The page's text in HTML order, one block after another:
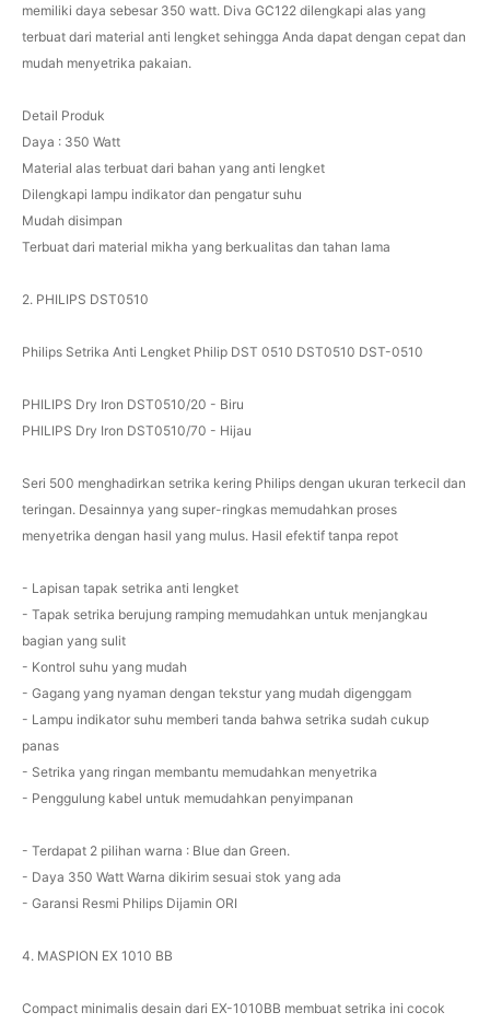
memiliki daya sebesar 350 watt. Diva GC122 dilengkapi alas yang
terbuat dari material anti lengket sehingga Anda dapat dengan cepat dan
mudah menyetrika pakaian.
Detail Produk
Daya : 350 Watt
Material alas terbuat dari bahan yang anti lengket
Dilengkapi lampu indikator dan pengatur suhu
Mudah disimpan
Terbuat dari material mikha yang berkualitas dan tahan lama
2. PHILIPS DST0510
Philips Setrika Anti Lengket Philip DST 0510 DST0510 DST-0510
PHILIPS Dry Iron DST0510/20 - Biru
PHILIPS Dry Iron DST0510/70 - Hijau
Seri 500 menghadirkan setrika kering Philips dengan ukuran terkecil dan
teringan. Desainnya yang super-ringkas memudahkan proses
menyetrika dengan hasil yang mulus. Hasil efektif tanpa repot
- Lapisan tapak setrika anti lengket
- Tapak setrika berujung ramping memudahkan untuk menjangkau
bagian yang sulit
- Kontrol suhu yang mudah
- Gagang yang nyaman dengan tekstur yang mudah digenggam
- Lampu indikator suhu memberi tanda bahwa setrika sudah cukup
panas
- Setrika yang ringan membantu memudahkan menyetrika
- Penggulung kabel untuk memudahkan penyimpanan
- Terdapat 2 pilihan warna : Blue dan Green.
- Daya 350 Watt Warna dikirim sesuai stok yang ada
- Garansi Resmi Philips Dijamin ORI
4. MASPION EX 1010 BB
Compact minimalis desain dari EX-1010BB membuat setrika ini cocok